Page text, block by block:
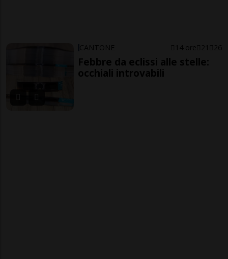
CANTONE 14 ore 21 26
Febbre da eclissi alle stelle:
occhiali introvabili